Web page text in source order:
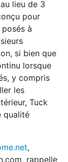
lieu de 3
pour
à
si bien que
lorsque
y compris
les
Tuck
qualité
,
rappelle